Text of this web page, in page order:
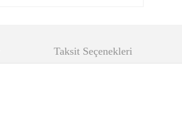
Taksit Seçenekleri